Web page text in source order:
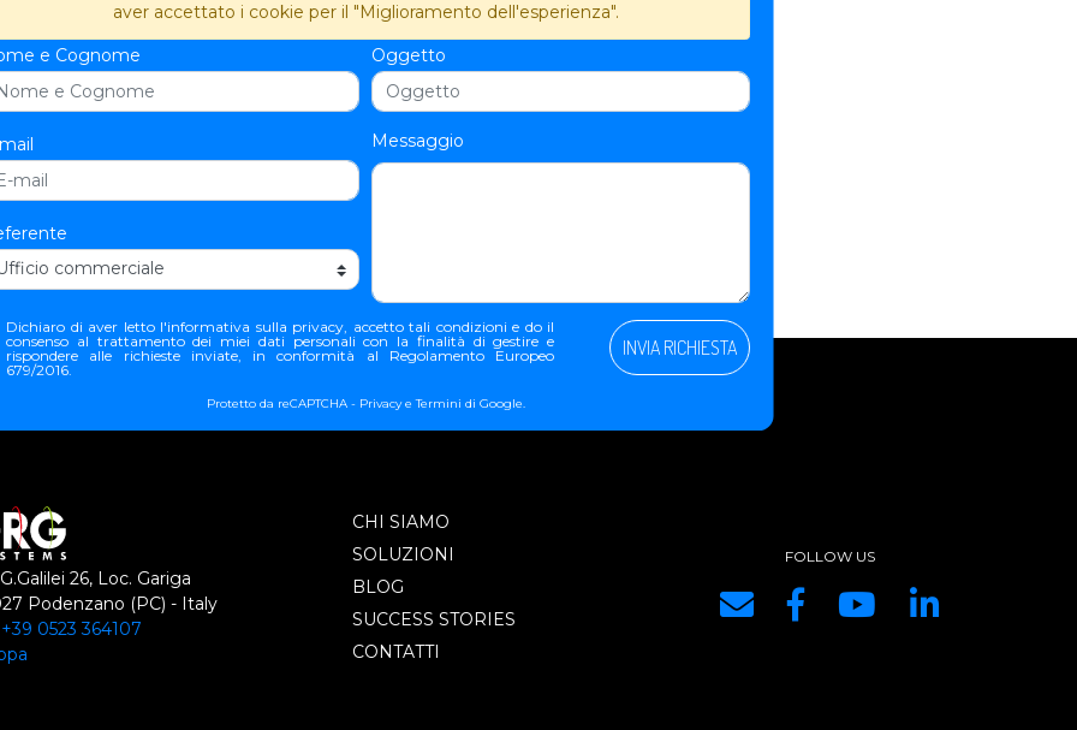
aver accettato i cookie per il "Miglioramento dell'esperienza".
e Cognome
Oggetto
Messaggio
Dichiaro di aver letto l'informativa sulla privacy, accetto tali condizioni e do il
consenso al trattamento dei miei dati personali con la finalità di gestire e
rispondere alle richieste inviate, in conformità al Regolamento Europeo
679/2016.
INVIA RICHIESTA
Protetto da reCAPTCHA - PrivacyeTermini di Google.
26, Loc. Gariga
Podenzano (PC) - Italy
+39 0523 364107
CHI SIAMO
SOLUZIONI
BLOG
SUCCESS STORIES
CONTATTI
FOLLOW US